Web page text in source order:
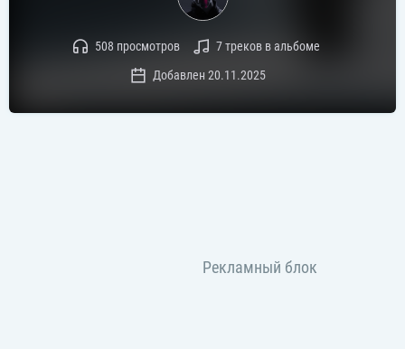
508 просмотров
7 треков в альбоме
Добавлен 20.11.2025